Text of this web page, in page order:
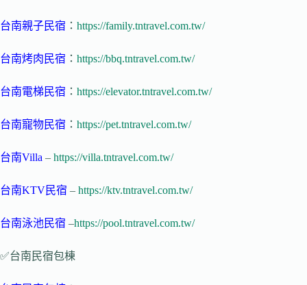
台南親子民宿 ： https://family.tntravel.com.tw/
台南烤肉民宿 ： https://bbq.tntravel.com.tw/
台南電梯民宿 ： https://elevator.tntravel.com.tw/
台南寵物民宿 ： https://pet.tntravel.com.tw/
台南Villa – https://villa.tntravel.com.tw/
台南KTV民宿 – https://ktv.tntravel.com.tw/
台南泳池民宿 –https://pool.tntravel.com.tw/
✅台南民宿包棟